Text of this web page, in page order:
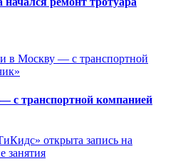
с транспортной компанией